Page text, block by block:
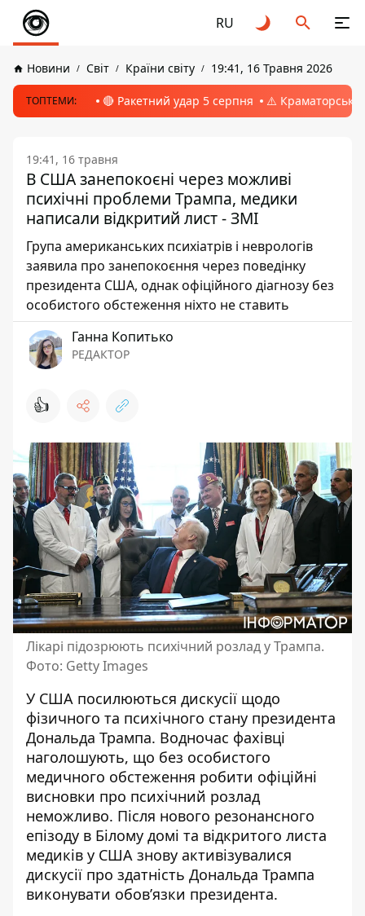
RU
Новини Світ Країни світу 19:41, 16 Травня 2026
ТОПТЕМИ: 🔴 Ракетний удар 5 серпня ⚠️ Краматорськ,
19:41, 16 травня
В США занепокоєні через можливі
психічні проблеми Трампа, медики
написали відкритий лист - ЗМІ
Група американських психіатрів і неврологів
заявила про занепокоєння через поведінку
президента США, однак офіційного діагнозу без
особистого обстеження ніхто не ставить
Ганна Копитько
РЕДАКТОР
👍
Лікарі підозрюють психічний розлад у Трампа.
Фото: Getty Images
У США посилюються дискусії щодо
фізичного та психічного стану президента
Дональда Трампа. Водночас фахівці
наголошують, що без особистого
медичного обстеження робити офіційні
висновки про психічний розлад
неможливо. Після нового резонансного
епізоду в Білому домі та відкритого листа
медиків у США знову активізувалися
дискусії про здатність Дональда Трампа
виконувати обов’язки президента.